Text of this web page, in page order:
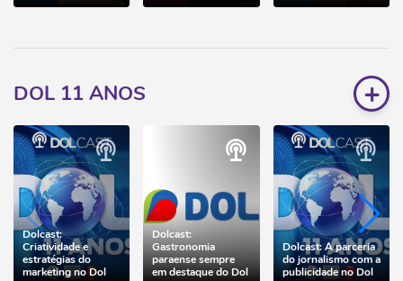
DOL 11 ANOS +
Dolcast:
Criatividade e
estratégias do
marketing no Dol
Dolcast:
Gastronomia
paraense sempre
em destaque do Dol
Dolcast: A parceria
do jornalismo com a
publicidade no Dol